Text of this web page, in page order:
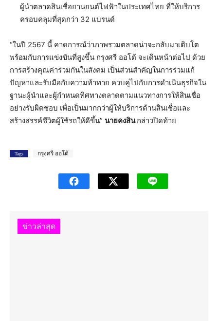
ผู้นำตลาดสินเชื่อยานยนต์ไฟฟ้าในประเทศไทย ที่ให้บริการ
ครอบคลุมที่สุดกว่า 32 แบรนด์
“ในปี 2567 นี้ คาดการณ์ว่าภาพรวมตลาดน่าจะกลับมาเติบโต
พร้อมกับการแข่งขันที่สูงขึ้น กรุงศรี ออโต้ จะเดินหน้าต่อไป ด้วย
การสร้างคุณค่าร่วมกันในสังคม เป็นส่วนสำคัญในการร่วมแก้
ปัญหาและรับมือกับความท้าทาย ควบคู่ไปกับการดำเนินธุรกิจใน
ฐานะผู้นำและผู้กำหนดทิศทางตลาดตามแนวทางการให้สินเชื่อ
อย่างรับผิดชอบ เพื่อเป็นมากกว่าผู้ให้บริการด้านสินเชื่อและ
สร้างสรรค์ชีวิตผู้ใช้รถให้ดีขึ้น” นายคงสินกล่าวปิดท้าย
Tags กรุงศรี ออโต้
ข่าวล่าสุด